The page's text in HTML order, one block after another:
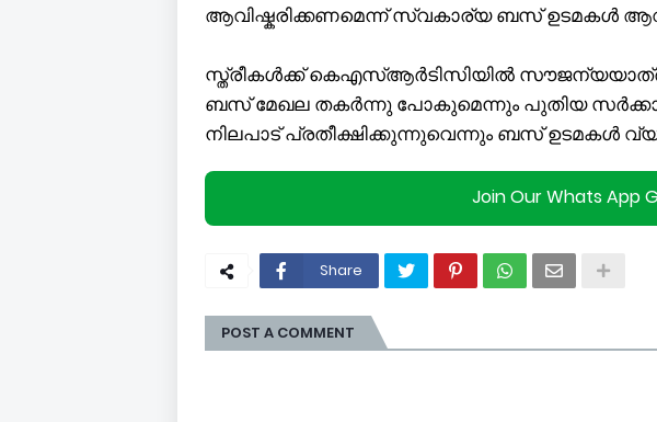
ആവിഷ്കരിക്കണമെന്ന് സ്വകാര്യ ബസ് ഉടമകൾ
സ്ത്രീകൾക്ക് കെഎസ്ആർടിസിയിൽ
ബസ് മേഖല തകർന്നു പോകുമെന്നും പുതിയ
നിലപാട് പ്രതീക്ഷിക്കുന്നുവെന്നും ബസ് ഉടമകൾ
Join Our Whats App
Share
POST A COMMENT